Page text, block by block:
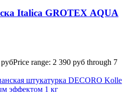
Italica GROTEX AQUA
рубPrice range: 2 390 руб through 7